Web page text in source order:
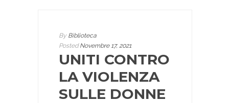
ByBiblioteca
PostedNovembre 17, 2021
UNITI CONTRO
LA VIOLENZA
SULLE DONNE